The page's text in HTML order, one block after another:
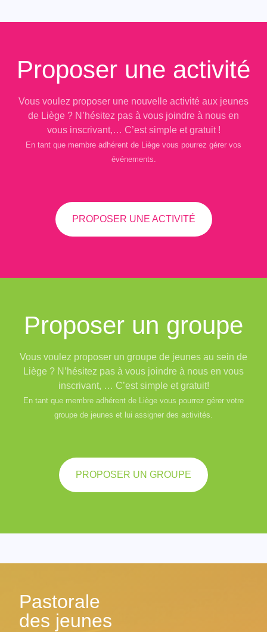
Proposer une activité
Vous voulez proposer une nouvelle activité aux jeunes
de Liège ? N’hésitez pas à vous joindre à nous en
vous inscrivant,… C’est simple et gratuit !
En tant que membre adhérent de Liège vous pourrez gérer vos
événements.
PROPOSER UNE ACTIVITÉ
Proposer un groupe
Vous voulez proposer un groupe de jeunes au sein de
Liège ? N’hésitez pas à vous joindre à nous en vous
inscrivant, … C’est simple et gratuit!
En tant que membre adhérent de Liège vous pourrez gérer votre
groupe de jeunes et lui assigner des activités.
PROPOSER UN GROUPE
Pastorale
des jeunes